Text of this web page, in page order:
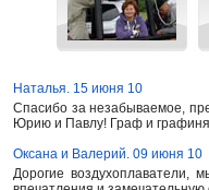
Наталья. 15 июня 10
Спасибо за незабываемое,
Юрию и Павлу! Граф и
Оксана и Валерий. 09 июня 10
Дорогие